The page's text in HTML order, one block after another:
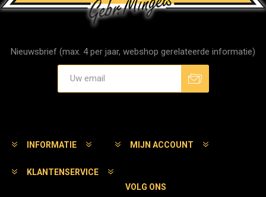
Nieuwsbrief (max. 4 per jaar, webshop gerelateerde informatie)
INFORMATIE MIJN ACCOUNT
KLANTENSERVICE
VOLG ONS